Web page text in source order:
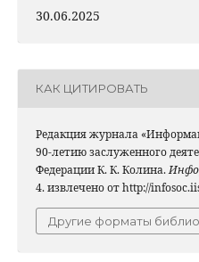
30.06.2025
КАК ЦИТИРОВАТЬ
Редакция журнала
90-летию заслуженного
Федерации К. К. Колина.
4. извлечено от http://
Другие форматы